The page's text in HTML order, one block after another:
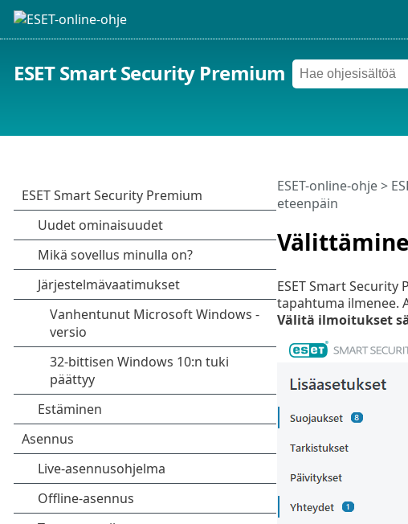
ESET Smart Security Premium
ESET-online-ohje>
eteenpäin
ESET Smart
tapahtuma ilmenee.
Välitä ilmoitukset